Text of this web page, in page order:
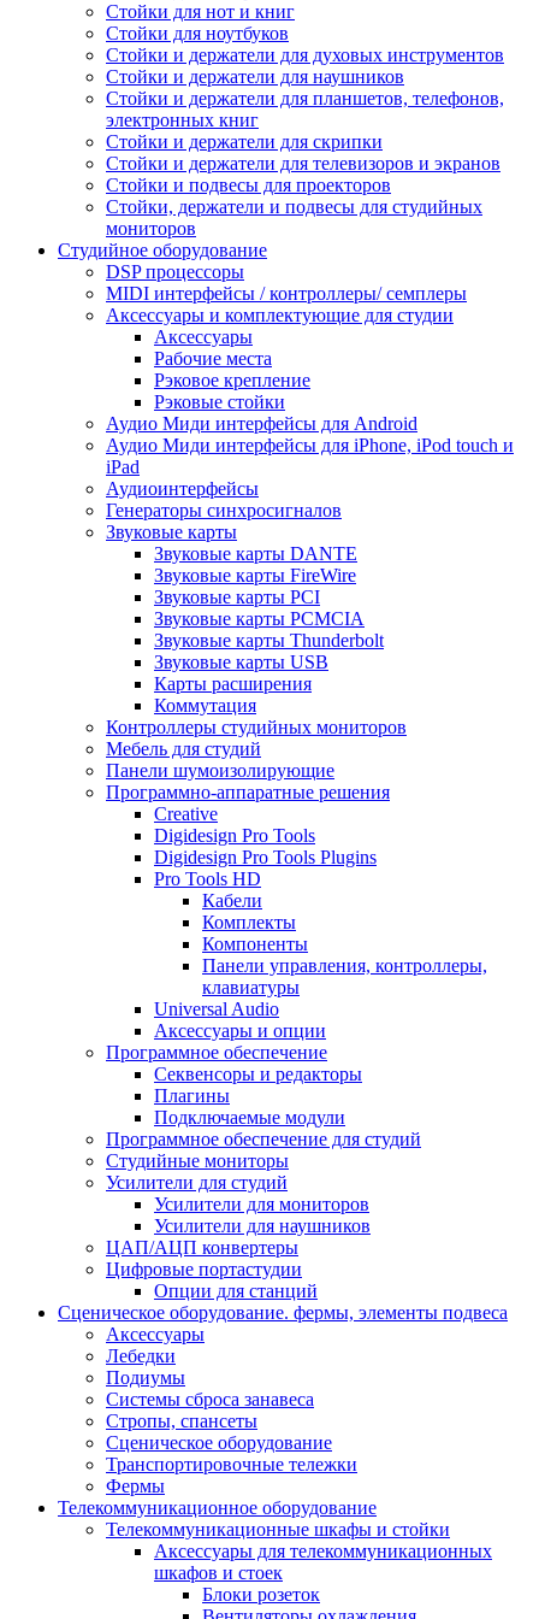
Стойки для нот и книг
Стойки для ноутбуков
Стойки и держатели для духовых инструментов
Стойки и держатели для наушников
Стойки и держатели для планшетов, телефонов,
электронных книг
Стойки и держатели для скрипки
Стойки и держатели для телевизоров и экранов
Стойки и подвесы для проекторов
Стойки, держатели и подвесы для студийных
мониторов
Студийное оборудование
DSP процессоры
MIDI интерфейсы / контроллеры/ семплеры
Аксессуары и комплектующие для студии
Аксессуары
Рабочие места
Рэковое крепление
Рэковые стойки
Аудио Миди интерфейсы для Android
Аудио Миди интерфейсы для iPhone, iPod touch и
iPad
Аудиоинтерфейсы
Генераторы синхросигналов
Звуковые карты
Звуковые карты DANTE
Звуковые карты FireWire
Звуковые карты PCI
Звуковые карты PCMCIA
Звуковые карты Thunderbolt
Звуковые карты USB
Карты расширения
Коммутация
Контроллеры студийных мониторов
Мебель для студий
Панели шумоизолирующие
Программно-аппаратные решения
Creative
Digidesign Pro Tools
Digidesign Pro Tools Plugins
Pro Tools HD
Кабели
Комплекты
Компоненты
Панели управления, контроллеры,
клавиатуры
Universal Audio
Аксессуары и опции
Программное обеспечение
Cеквенсоры и редакторы
Плагины
Подключаемые модули
Программное обеспечение для студий
Студийные мониторы
Усилители для студий
Усилители для мониторов
Усилители для наушников
ЦАП/АЦП конвертеры
Цифровые портастудии
Опции для станций
Сценическое оборудование. фермы, элементы подвеса
Аксессуары
Лебедки
Подиумы
Системы сброса занавеса
Стропы, спансеты
Сценическое оборудование
Транспортировочные тележки
Фермы
Телекоммуникационное оборудование
Телекоммуникационные шкафы и стойки
Аксессуары для телекоммуникационных
шкафов и стоек
Блоки розеток